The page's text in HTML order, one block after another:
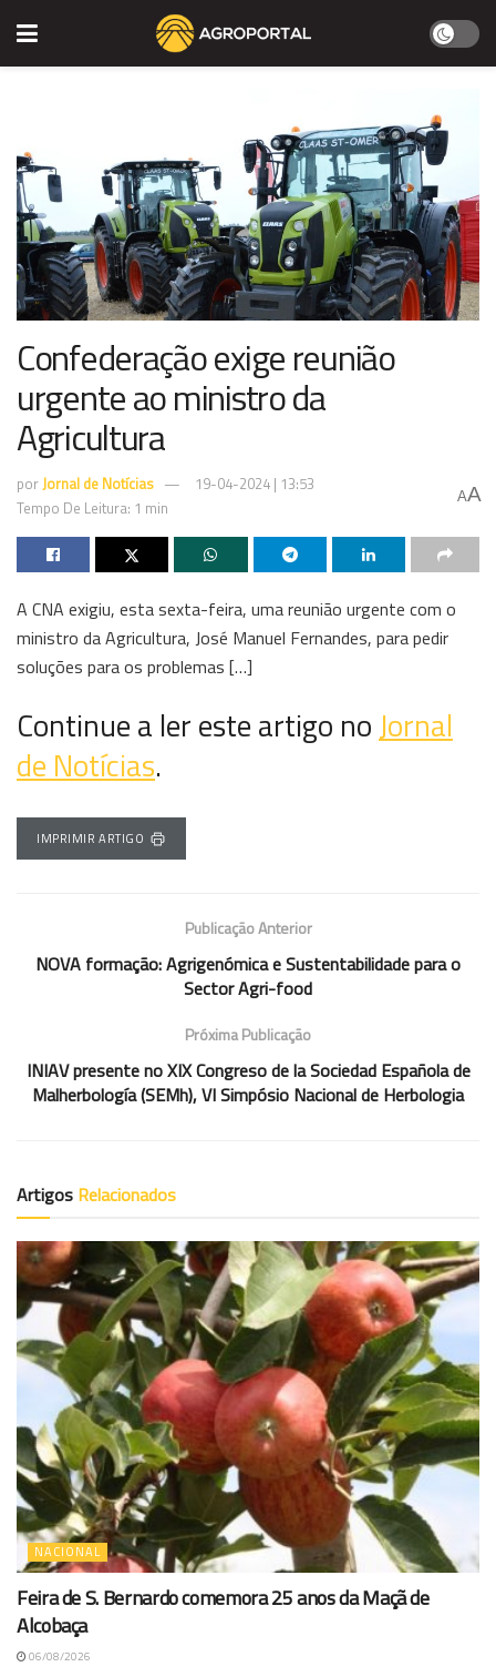
Confederação exige reunião
urgente ao ministro da
Agricultura
porJornal de Notícias
19-04-2024 | 13:53
Tempo De Leitura: 1 min
AA
A CNA exigiu, esta sexta-feira, uma reunião urgente com o
ministro da Agricultura, José Manuel Fernandes, para pedir
soluções para os problemas […]
Continue a ler este artigo noJornal
de Notícias.
IMPRIMIR ARTIGO
Publicação Anterior
NOVA formação: Agrigenómica e Sustentabilidade para o
Sector Agri-food
Próxima Publicação
INIAV presente no XIX Congreso de la Sociedad Española de
Malherbología (SEMh), VI Simpósio Nacional de Herbologia
Artigos Relacionados
NACIONAL
Feira de S. Bernardo comemora 25 anos da Maçã de
Alcobaça
06/08/2026